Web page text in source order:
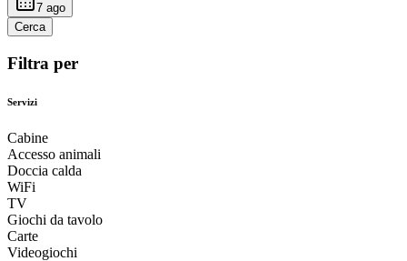
7 ago
Cerca
Filtra per
Servizi
Cabine
Accesso animali
Doccia calda
WiFi
TV
Giochi da tavolo
Carte
Videogiochi